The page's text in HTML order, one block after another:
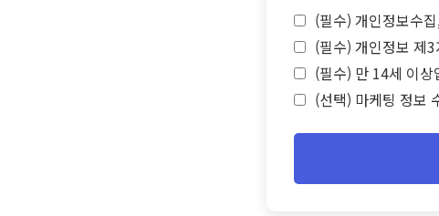
(필수) 개인정보수
(필수) 개인정보 제
(필수) 만 14세 이상
(선택) 마케팅 정보